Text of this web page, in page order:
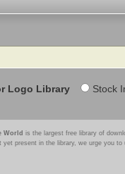
Logo Library Stock
World is the largest free library of
yet present in the library, we urge you